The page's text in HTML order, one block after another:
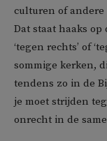
culturen of andere
Dat staat haaks
‘tegen rechts’ of
sommige kerken,
tendens zo in de
je moet strijden
onrecht in de